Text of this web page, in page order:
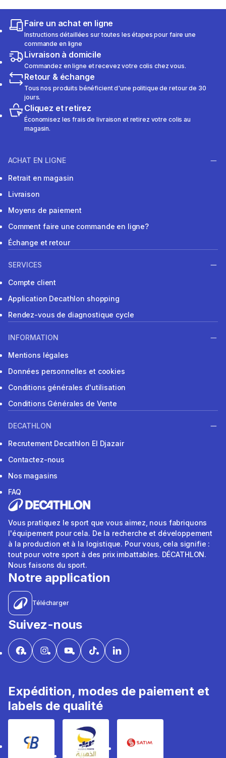
Faire un achat en ligne
Instructions détaillées sur toutes les étapes pour faire une
commande en ligne
Livraison à domicile
Commandez en ligne et recevez votre colis chez vous.
Retour & échange
Tous nos produits bénéficient d'une politique de retour de 30
jours.
Cliquez et retirez
Économisez les frais de livraison et retirez votre colis au
magasin.
ACHAT EN LIGNE
Retrait en magasin
Livraison
Moyens de paiement
Comment faire une commande en ligne?
Échange et retour
SERVICES
Compte client
Application Decathlon shopping
Rendez-vous de diagnostique cycle
INFORMATION
Mentions légales
Données personnelles et cookies
Conditions générales d'utilisation
Conditions Générales de Vente
DECATHLON
Recrutement Decathlon El Djazair
Contactez-nous
Nos magasins
FAQ
Vous pratiquez le sport que vous aimez, nous fabriquons
l'équipement pour cela. De la recherche et développement
à la production et à la logistique. Pour vous, cela signifie :
tout pour votre sport à des prix imbattables. DÉCATHLON.
Nous faisons du sport.
Notre application
Télécharger
Suivez-nous
Expédition, modes de paiement et
labels de qualité